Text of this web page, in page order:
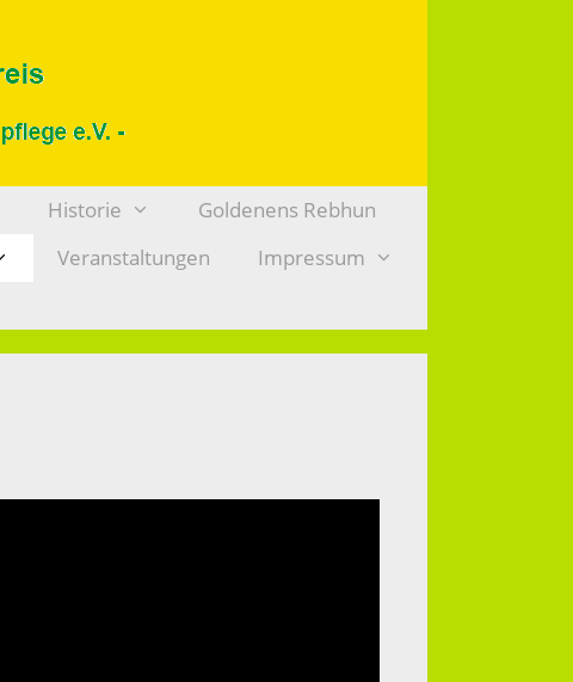
Historie
Goldenens Rebhun
Veranstaltungen
Impressum